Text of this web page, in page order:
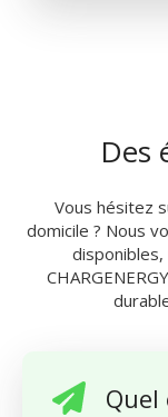
Des
Vous hésitez
domicile ? Nous
Quel